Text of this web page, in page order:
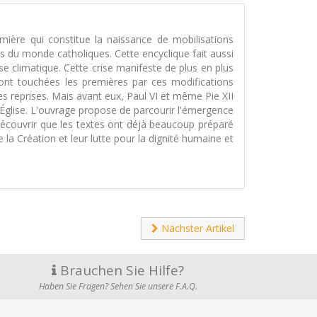
qui constitue la naissance de mobilisations
du monde catholiques. Cette encyclique fait aussi
climatique. Cette crise manifeste de plus en plus
touchées les premières par ces modifications
reprises. Mais avant eux, Paul VI et même Pie XII
L'ouvrage propose de parcourir l'émergence
que les textes ont déjà beaucoup préparé
Création et leur lutte pour la dignité humaine et
Nächster Artikel
Brauchen Sie Hilfe?
Haben Sie Fragen? Sehen Sie unsere F.A.Q.